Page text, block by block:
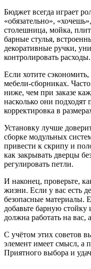
Бюджет всегда играет
«обязательно»,
столешница, мойка,
барные стулья,
декоративные ручки,
контролировать расходы.
Если хотите
мебели‑сборниках.
ниже, чем при заказе
насколько они
корректировка в
Установку лучше
сборке модульных
привести к скрипу и
как закрывать дверцы
регулировать петли.
И наконец, проверьте,
жизни. Если у вас есть
безопасные материалы.
добавьте барную
должна работать на вас,
С учётом этих советов
элемент имеет смысл, а
Приятного выбора и